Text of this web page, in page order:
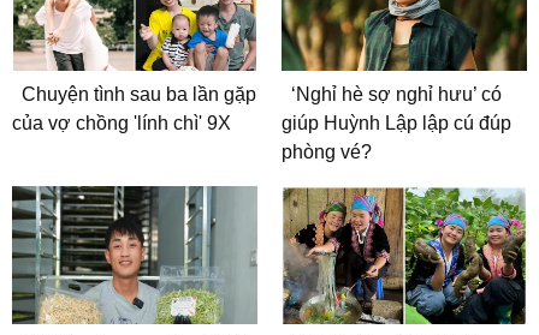
Chuyện tình sau ba lần gặp
của vợ chồng 'lính chì' 9X
‘Nghỉ hè sợ nghỉ hưu’ có
giúp Huỳnh Lập lập cú đúp
phòng vé?